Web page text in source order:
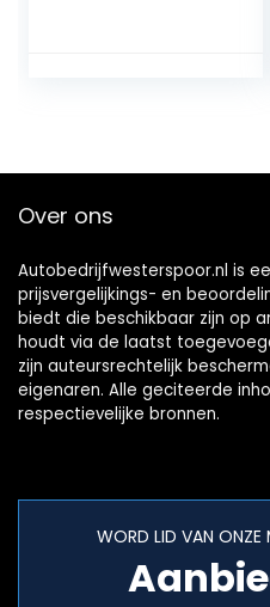
Over ons
Autobedrijfwesterspoor.nl is
prijsvergelijkings- en
biedt die beschikbaar zijn op
houdt via de laatst
zijn auteursrechtelijk
eigenaren. Alle geciteerde
respectievelijke bronnen.
WORD LID VAN ONZE